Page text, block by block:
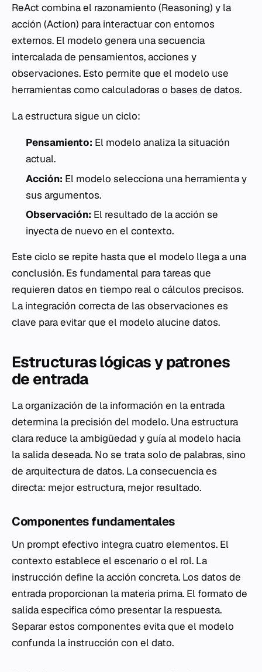
ReAct combina el razonamiento (Reasoning) y la
acción (Action) para interactuar con entornos
externos. El modelo genera una secuencia
intercalada de pensamientos, acciones y
observaciones. Esto permite que el modelo use
herramientas como calculadoras o bases de datos.
La estructura sigue un ciclo:
Pensamiento: El modelo analiza la situación
actual.
Acción: El modelo selecciona una herramienta y
sus argumentos.
Observación: El resultado de la acción se
inyecta de nuevo en el contexto.
Este ciclo se repite hasta que el modelo llega a una
conclusión. Es fundamental para tareas que
requieren datos en tiempo real o cálculos precisos.
La integración correcta de las observaciones es
clave para evitar que el modelo alucine datos.
Estructuras lógicas y patrones
de entrada
La organización de la información en la entrada
determina la precisión del modelo. Una estructura
clara reduce la ambigüedad y guía al modelo hacia
la salida deseada. No se trata solo de palabras, sino
de arquitectura de datos. La consecuencia es
directa: mejor estructura, mejor resultado.
Componentes fundamentales
Un prompt efectivo integra cuatro elementos. El
contexto establece el escenario o el rol. La
instrucción define la acción concreta. Los datos de
entrada proporcionan la materia prima. El formato de
salida especifica cómo presentar la respuesta.
Separar estos componentes evita que el modelo
confunda la instrucción con el dato.